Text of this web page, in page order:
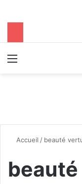
Accueil / beauté